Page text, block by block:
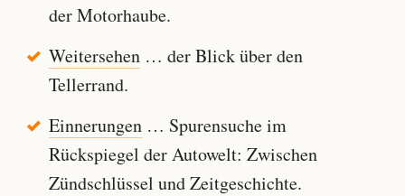
der Motorhaube.
Weitersehen… der Blick über den
Tellerrand.
Einnerungen… Spurensuche im
Rückspiegel der Autowelt: Zwischen
Zündschlüssel und Zeitgeschichte.